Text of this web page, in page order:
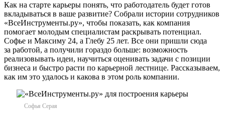
Как на старте карьеры понять, что работодатель будет готов
вкладываться в ваше развитие? Собрали истории сотрудников
«ВсеИнструменты.ру», чтобы показать, как компания
помогает молодым специалистам раскрывать потенциал.
Софье и Максиму 24, а Глебу 25 лет. Все они пришли сюда
за работой, а получили гораздо больше: возможность
реализовывать идеи, научиться оценивать задачи с позиции
бизнеса и быстро расти по карьерной лестнице. Рассказываем,
как им это удалось и какова в этом роль компании.
Софья Серая